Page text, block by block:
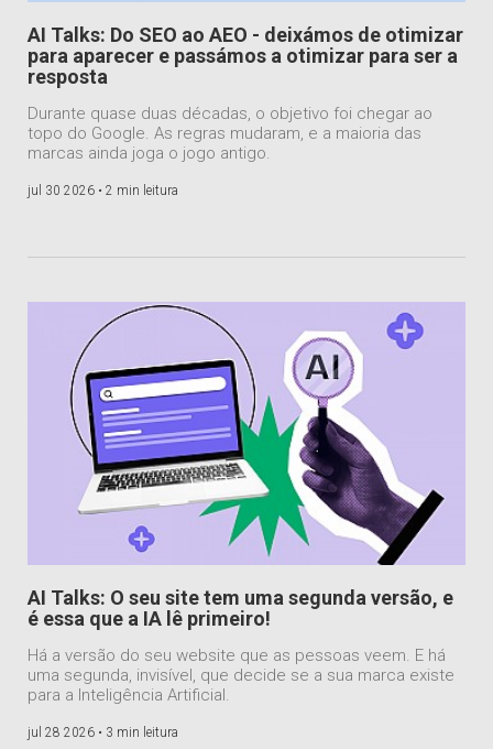
AI Talks: Do SEO ao AEO - deixámos de otimizar
para aparecer e passámos a otimizar para ser a
resposta
Durante quase duas décadas, o objetivo foi chegar ao
topo do Google. As regras mudaram, e a maioria das
marcas ainda joga o jogo antigo.
jul 30 2026 • 2 min leitura
AI Talks: O seu site tem uma segunda versão, e
é essa que a IA lê primeiro!
Há a versão do seu website que as pessoas veem. E há
uma segunda, invisível, que decide se a sua marca existe
para a Inteligência Artificial.
jul 28 2026 • 3 min leitura